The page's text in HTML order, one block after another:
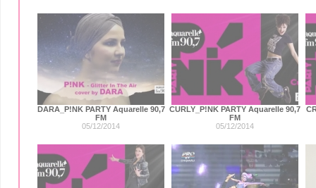
DARA_P!NK PARTY Aquarelle 90,7
FM
05/12/2014
CURLY_P!NK PARTY Aquarelle 90,7
FM
05/12/2014